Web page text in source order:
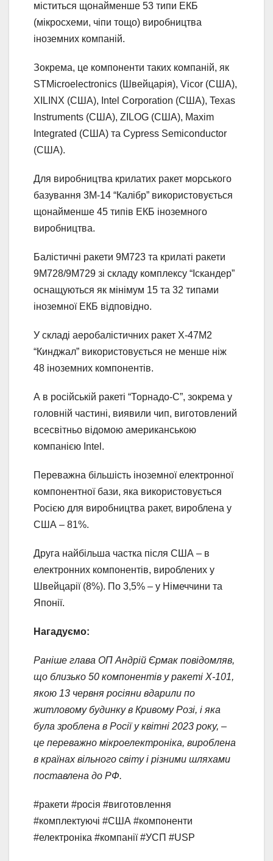
міститься щонайменше 53 типи ЕКБ
(мікросхеми, чіпи тощо) виробництва
іноземних компаній.
Зокрема, це компоненти таких компаній, як
STMicroelectronics (Швейцарія), Vicor (США),
XILINX (США), Intel Corporation (США), Texas
Instruments (США), ZILOG (США), Maxim
Integrated (США) та Cypress Semiconductor
(США).
Для виробництва крилатих ракет морського
базування 3М-14 “Калібр” використовується
щонайменше 45 типів ЕКБ іноземного
виробництва.
Балістичні ракети 9М723 та крилаті ракети
9М728/9М729 зі складу комплексу “Іскандер”
оснащуються як мінімум 15 та 32 типами
іноземної ЕКБ відповідно.
У складі аеробалістичних ракет Х-47М2
“Кинджал” використовується не менше ніж
48 іноземних компонентів.
А в російській ракеті “Торнадо-С”, зокрема у
головній частині, виявили чип, виготовлений
всесвітньо відомою американською
компанією Intel.
Переважна більшість іноземної електронної
компонентної бази, яка використовується
Росією для виробництва ракет, вироблена у
США – 81%.
Друга найбільша частка після США – в
електронних компонентів, вироблених у
Швейцарії (8%). По 3,5% – у Німеччини та
Японії.
Нагадуємо:
Раніше глава ОП Андрій Єрмак повідомляв,
що близько 50 компонентів у ракеті Х-101,
якою 13 червня росіяни вдарили по
житловому будинку в Кривому Розі, і яка
була зроблена в Росії у квітні 2023 року, –
це переважно мікроелектроніка, вироблена
в країнах вільного світу і різними шляхами
поставлена до РФ.
#ракети #росія #виготовлення
#комплектуючі #США #компоненти
#електроніка #компанії #УСП #USP